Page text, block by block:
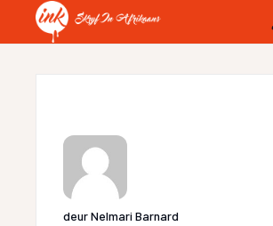
deurNelmari Barnard